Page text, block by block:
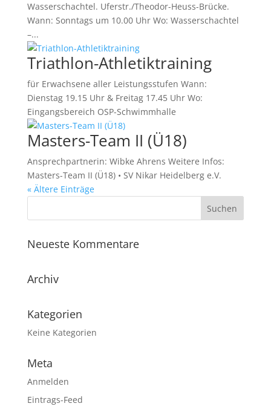
Wasserschachtel. Uferstr./Theodor-Heuss-Brücke.
Wann: Sonntags um 10.00 Uhr Wo: Wasserschachtel
–...
Triathlon-Athletiktraining
für Erwachsene aller Leistungsstufen Wann:
Dienstag 19.15 Uhr & Freitag 17.45 Uhr Wo:
Eingangsbereich OSP-Schwimmhalle
Masters-Team II (Ü18)
Ansprechpartnerin: Wibke Ahrens Weitere Infos:
Masters-Team II (Ü18) • SV Nikar Heidelberg e.V.
« Ältere Einträge
Neueste Kommentare
Archiv
Kategorien
Keine Kategorien
Meta
Anmelden
Eintrags-Feed